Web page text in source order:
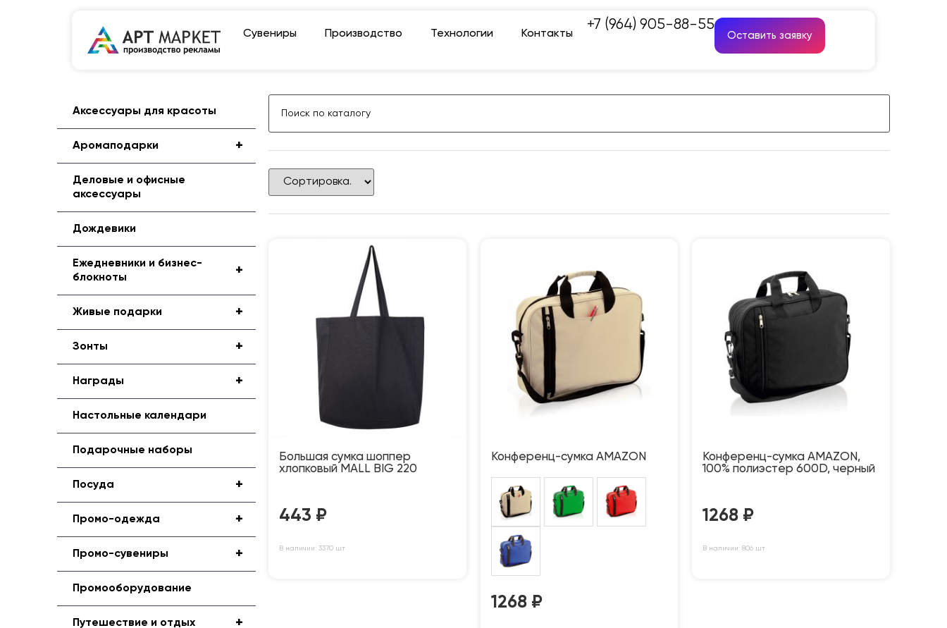
Сувениры Производство Технологии Контакты
+7 (964) 905-88-55
Оставить заявку
Аксессуары для красоты
+
Аромаподарки
Деловые и офисные
аксессуары
Дождевики
+
Ежедневники и бизнес-
блокноты
+
Живые подарки
+
Зонты
+
Награды
Настольные календари
Подарочные наборы
+
Посуда
+
Промо-одежда
+
Промо-сувениры
Промооборудование
+
Путешествие и отдых
Большая сумка шоппер
хлопковый MALL BIG 220
443 ₽
В наличии: 3370 шт
Конференц-сумка AMAZON
1268 ₽
Конференц-сумка AMAZON,
100% полиэстер 600D, черный
1268 ₽
В наличии: 806 шт